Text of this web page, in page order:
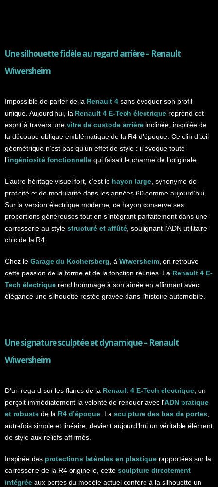
Une silhouette fidèle au regard arrière – Renault
Wiwersheim
Impossible de parler de la Renault 4 sans évoquer son profil
unique. Aujourd’hui, la Renault 4 E-Tech électrique reprend cet
esprit à travers une vitre de custode arrière inclinée, inspirée de
la découpe oblique emblématique de la R4 d’époque. Ce clin d’œil
géométrique n’est pas qu’un effet de style : il évoque toute
l’ingéniosité fonctionnelle qui faisait le charme de l’originale.
L’autre héritage visuel fort, c’est le hayon large , synonyme de
praticité et de modularité dans les années 60 comme aujourd’hui.
Sur la version électrique moderne, ce hayon conserve ses
proportions généreuses tout en s’intégrant parfaitement dans une
carrosserie au style structuré et affûté , soulignant l’ADN utilitaire
chic de la R4.
Chez le Garage du Kochersberg , à Wiwersheim , on retrouve
cette passion de la forme et de la fonction réunies. La Renault 4 E-
Tech électrique rend hommage à son aînée en affirmant avec
élégance une silhouette restée gravée dans l’histoire automobile.
Une signature sculptée et dynamique – Renault
Wiwersheim
D’un regard sur les flancs de la Renault 4 E-Tech électrique , on
perçoit immédiatement la volonté de renouer avec l’ADN pratique
et robuste de la R4 d’époque . La sculpture des bas de portes
autrefois simple et linéaire, devient aujourd’hui un véritable élément
de style aux reliefs affirmés.
Inspirée des protections latérales en plastique rapportées sur la
carrosserie de la R4 originelle, cette sculpture directement
intégrée aux portes du modèle actuel confère à la silhouette un